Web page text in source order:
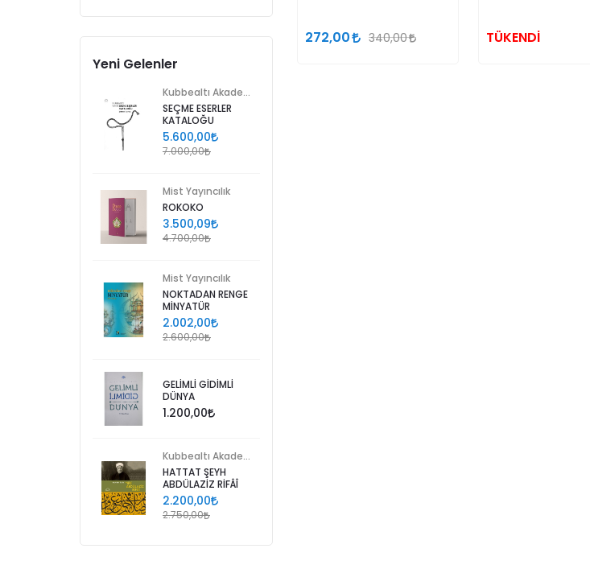
272,00 340,00 TÜKENDİ
Yeni Gelenler
SEÇME ESERLER
KATALOĞU
5.600,00
7.000,00
Mist Yayıncılık
ROKOKO
3.500,09
4.700,00
Mist Yayıncılık
NOKTADAN RENGE
MİNYATÜR
2.002,00
2.600,00
GELİMLİ GİDİMLİ
DÜNYA
1.200,00
HATTAT ŞEYH
ABDÜLAZİZ RİFÂÎ
2.200,00
2.750,00